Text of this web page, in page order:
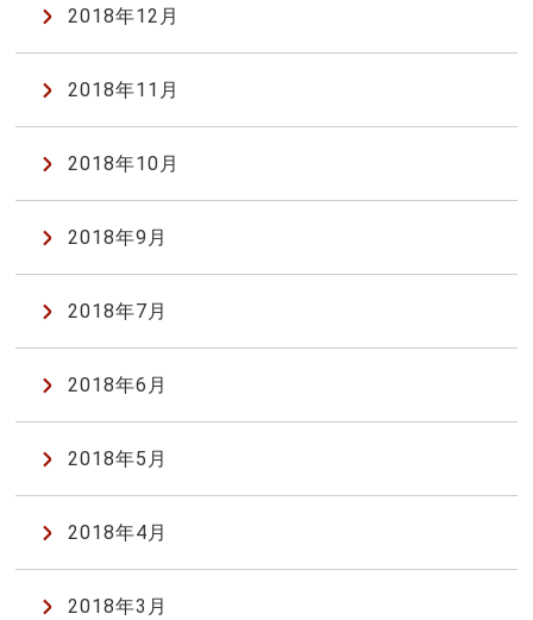
2018年12月
2018年11月
2018年10月
2018年9月
2018年7月
2018年6月
2018年5月
2018年4月
2018年3月